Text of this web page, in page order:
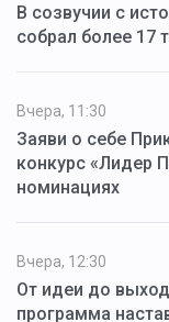
В созвучии с
собрал более 17
Вчера, 11:30
Заяви о себе
конкурс «Лидер
номинациях
Вчера, 12:30
От идеи до
программа